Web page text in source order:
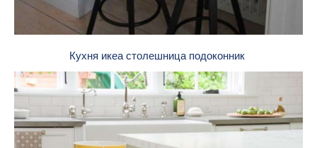
Кухня икеа столешница подоконник